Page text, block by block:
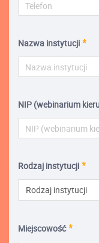
Nazwa instytucji
NIP (webinarium
Rodzaj instytucji
Rodzaj instytucji
Miejscowość